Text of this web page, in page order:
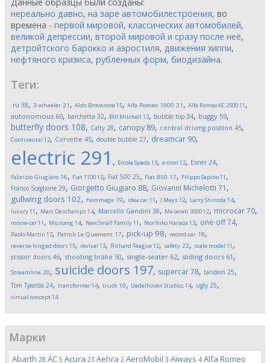
нереально давно, на заре автомобилестроения, во
времена - первой мировой, классических автомобилей,
великой депрессии, второй мировой и сразу после неё,
детройтского барокко и аэростиля, движения хиппи,
нефтяного кризиса, рубленных форм, биодизайна.
Теги:
.ru 38, 3-wheeler 21 , Aldo Brovarone15, Alfa Romeo 1900 21 , Alfa Romeo 6C 250011 ,
autonomous 60, barchetta 32, Bill Mitchell 12, bubble top 34, buggy 59,
butterfly doors 108, Calty 28, canopy 89, central driving position 45,
Continental 12, Corvette 45, double bubble 27, dreamcar 90,
electric 291 , Ercole Spada 13, e-tron 12, Exner 24,
Fabrizio Giugiaro 16, Fiat 110012, Fiat 500 25, Fiat 850 17, Filippo Sapino11 ,
Franco Scaglione 29, Giorgetto Giugiaro 88, Giovanni Michelotti 71 ,
gullwing doors 102, hommage 19, idea car11 , J Mays12, Larry Shinoda 14,
luxury11 , Marc Deschamps14, Marcello Gandini 38, Maserati 350012, microcar70,
movie-car11 , Mustang 14, New Small Family11 , Norihiko Harada 13, one-off74,
Paolo Martin 12, Patrick Le Quement 17, pick-up 98, record-car 18,
reverse-hinged doors15, revival 13, Richard Teague12, safety 22, scale model 11 ,
scissor doors 46, shooting brake 50, single-seater 62, sliding doors 61 ,
Streamline 20, suicide doors 197, supercar78, tandem 25,
Tom Tjaarda 24, transformer14, truck 19, Uedelhoven Studios14, ugly 25,
virtual concept14
Марки
Abarth 28 AC 5 Acura 23 Aehra 2 AeroMobil 3 Aiways 4 Alfa Romeo